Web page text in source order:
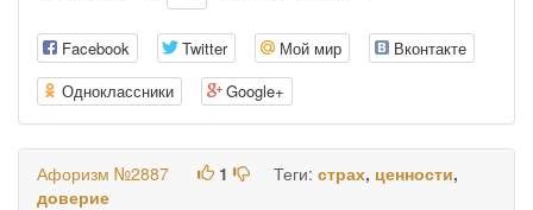
Facebook Twitter Мой мир
Вконтакте
Одноклассники
Google+
Афоризм №2887 1 Теги: страх, ценности,
доверие